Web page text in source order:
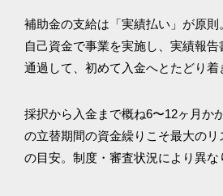
補助金の支給は「実績払い」が原
自己資金で事業を実施し、実績報
通過して、初めて入金へとたどり着
採択から入金まで概ね6〜12ヶ月か
の立替期間の資金繰りこそ最大のリ
の目安。制度・審査状況により異な